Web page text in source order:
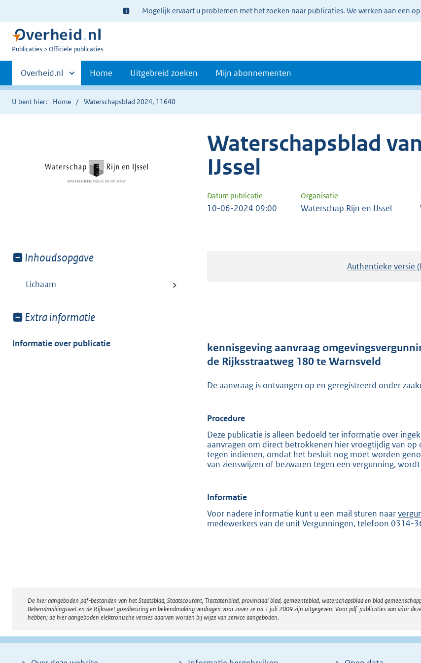
Ter
informatie:
Mogelijk ervaart u problemen met het zoeken naar publicaties. We werken aan een
U
Publicaties Officiële publicaties
Primaire
navigatie
Andere
sites
binnen
Overheid.nl Home Uitgebreid zoeken Mijn abonnementen
U bent hier: Home Waterschapsblad 2024, 11640
Waterschapsblad
IJssel
Datum publicatie Organisatie
10-06-2024 09:00 Waterschap Rijn en IJssel
Toon
van:
Inhoudsopgave
Lichaam
Toon
van:
Extra informatie
Informatie over publicatie
Authentieke versie
kennisgeving aanvraag
de Rijksstraatweg 180 te Warnsveld
De aanvraag is ontvangen op en geregistreerd onder
Procedure
Deze publicatie is alleen bedoeld ter informatie over
aanvragen om direct betrokkenen hier vroegtijdig van
tegen indienen, omdat het besluit nog moet worden
van zienswijzen of bezwaren tegen een vergunning,
Informatie
Voor nadere informatie kunt u een mail sturen naar
medewerkers van de unit Vergunningen, telefoon 0314-
Disclaimer
De hier aangeboden pdf-bestanden van het Staatsblad, Staatscourant, Tractatenblad, provinciaal blad, gemeenteblad, waterschapsblad en blad
Bekendmakingswet en de Rijkswet goedkeuring en bekendmaking verdragen voor zover ze na 1 juli 2009 zijn uitgegeven. Voor pdf-publicaties van vóór
hebben; de hier aangeboden elektronische versies daarvan worden bij wijze van service aangeboden.